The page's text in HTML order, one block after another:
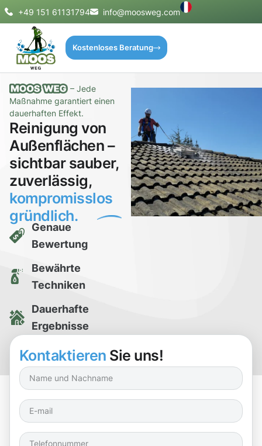
+49 151 61131794 info@moosweg.com
Kostenloses Beratung
– Jede
Maßnahme garantiert einen
dauerhaften Effekt.
Reinigung von
Außenflächen –
sichtbar sauber,
zuverlässig,
kompromisslos
gründlich.
Genaue
Bewertung
Bewährte
Techniken
Dauerhafte
Ergebnisse
Kostenlose
Reinigungsprobe
Kontaktieren Sie uns!